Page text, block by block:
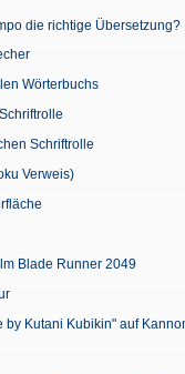
die richtige Übersetzung?
Wörterbuchs
Schriftrolle
Verweis)
Blade Runner 2049
Kutani Kubikin" auf